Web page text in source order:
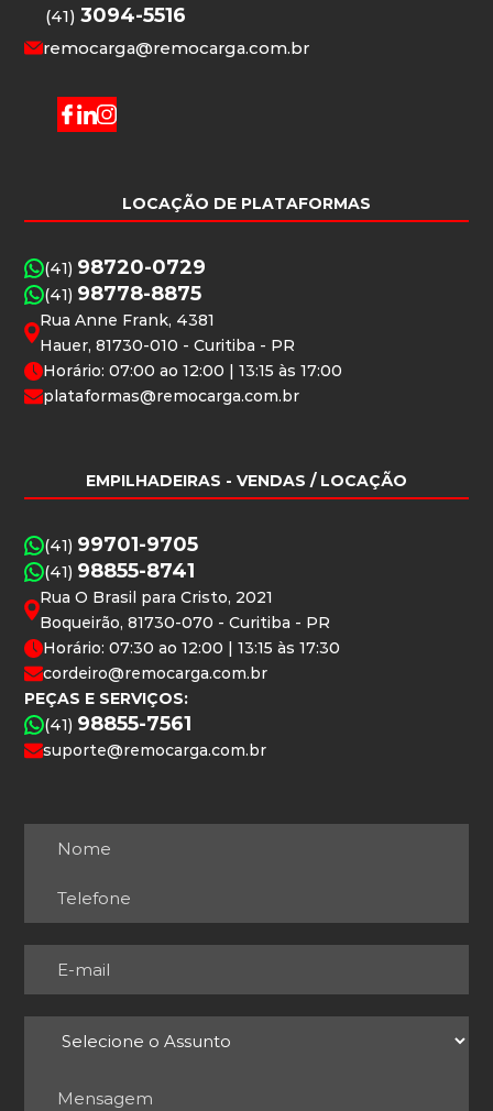
(41)3094-5516
remocarga@remocarga.com.br
LOCAÇÃO DE PLATAFORMAS
(41) 98720-0729
(41) 98778-8875
Rua Anne Frank, 4381
Hauer, 81730-010 - Curitiba - PR
Horário: 07:00 ao 12:00 | 13:15 às 17:00
plataformas@remocarga.com.br
EMPILHADEIRAS - VENDAS / LOCAÇÃO
(41) 99701-9705
(41) 98855-8741
Rua O Brasil para Cristo, 2021
Boqueirão, 81730-070 - Curitiba - PR
Horário: 07:30 ao 12:00 | 13:15 às 17:30
cordeiro@remocarga.com.br
PEÇAS E SERVIÇOS:
(41) 98855-7561
suporte@remocarga.com.br